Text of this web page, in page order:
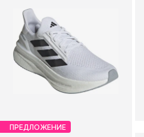
ПРЕДЛОЖЕНИЕ